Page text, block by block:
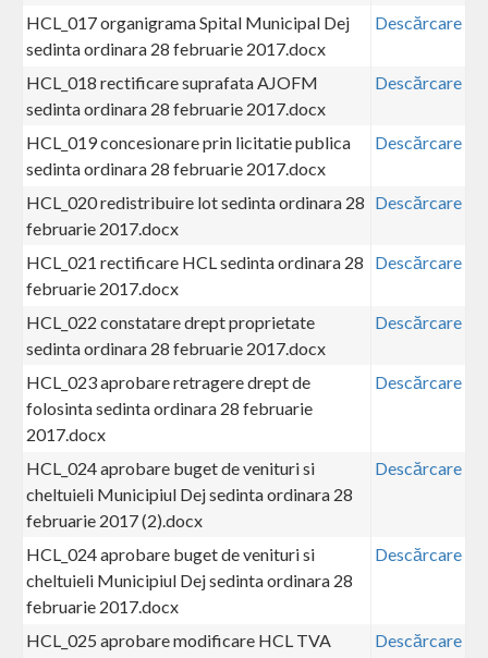
HCL_017 organigrama Spital Municipal Dej
sedinta ordinara 28 februarie 2017.docx
Descărcare
HCL_018 rectificare suprafata AJOFM
sedinta ordinara 28 februarie 2017.docx
Descărcare
HCL_019 concesionare prin licitatie publica
sedinta ordinara 28 februarie 2017.docx
Descărcare
HCL_020 redistribuire lot sedinta ordinara 28
februarie 2017.docx
Descărcare
HCL_021 rectificare HCL sedinta ordinara 28
februarie 2017.docx
Descărcare
HCL_022 constatare drept proprietate
sedinta ordinara 28 februarie 2017.docx
Descărcare
HCL_023 aprobare retragere drept de
folosinta sedinta ordinara 28 februarie
2017.docx
Descărcare
HCL_024 aprobare buget de venituri si
cheltuieli Municipiul Dej sedinta ordinara 28
februarie 2017 (2).docx
Descărcare
HCL_024 aprobare buget de venituri si
cheltuieli Municipiul Dej sedinta ordinara 28
februarie 2017.docx
Descărcare
HCL_025 aprobare modificare HCL TVA
Descărcare